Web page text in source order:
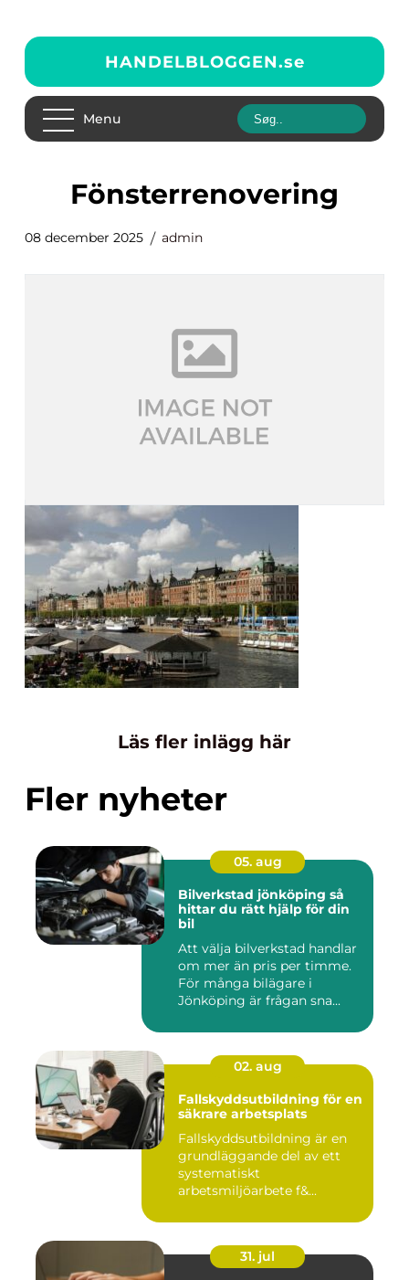
HANDELBLOGGEN.se
Menu
fönsterrenovering
08 december 2025 admin
Läs fler inlägg här
Fler nyheter
05. aug
Bilverkstad jönköping så
hittar du rätt hjälp för din
bil
Att välja bilverkstad handlar
om mer än pris per timme.
För många bilägare i
Jönköping är frågan sna...
02. aug
Fallskyddsutbildning för en
säkrare arbetsplats
Fallskyddsutbildning är en
grundläggande del av ett
systematiskt
arbetsmiljöarbete f&...
31. jul